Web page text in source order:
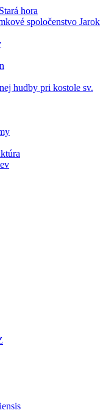
hora
spoločenstvo Jarok
hudby pri kostole sv.